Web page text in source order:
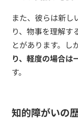
また、彼らは新し
り、物事を理解す
とがあります。し
り、軽度の場合は
す。
知的障がいの